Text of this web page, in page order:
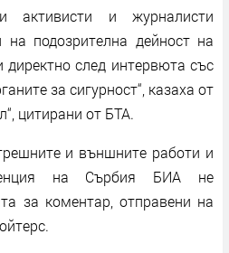
активисти и журналисти
подозрителна дейност на
след интервюта със
за сигурност“, казаха от
цитирани от БТА.
и външните работи и
на Сърбия БИА не
за коментар, отправени на